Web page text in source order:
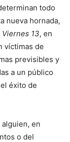
todo
nueva hornada,
Viernes 13, en
víctimas de
previsibles y
a un público
éxito de
en
o del